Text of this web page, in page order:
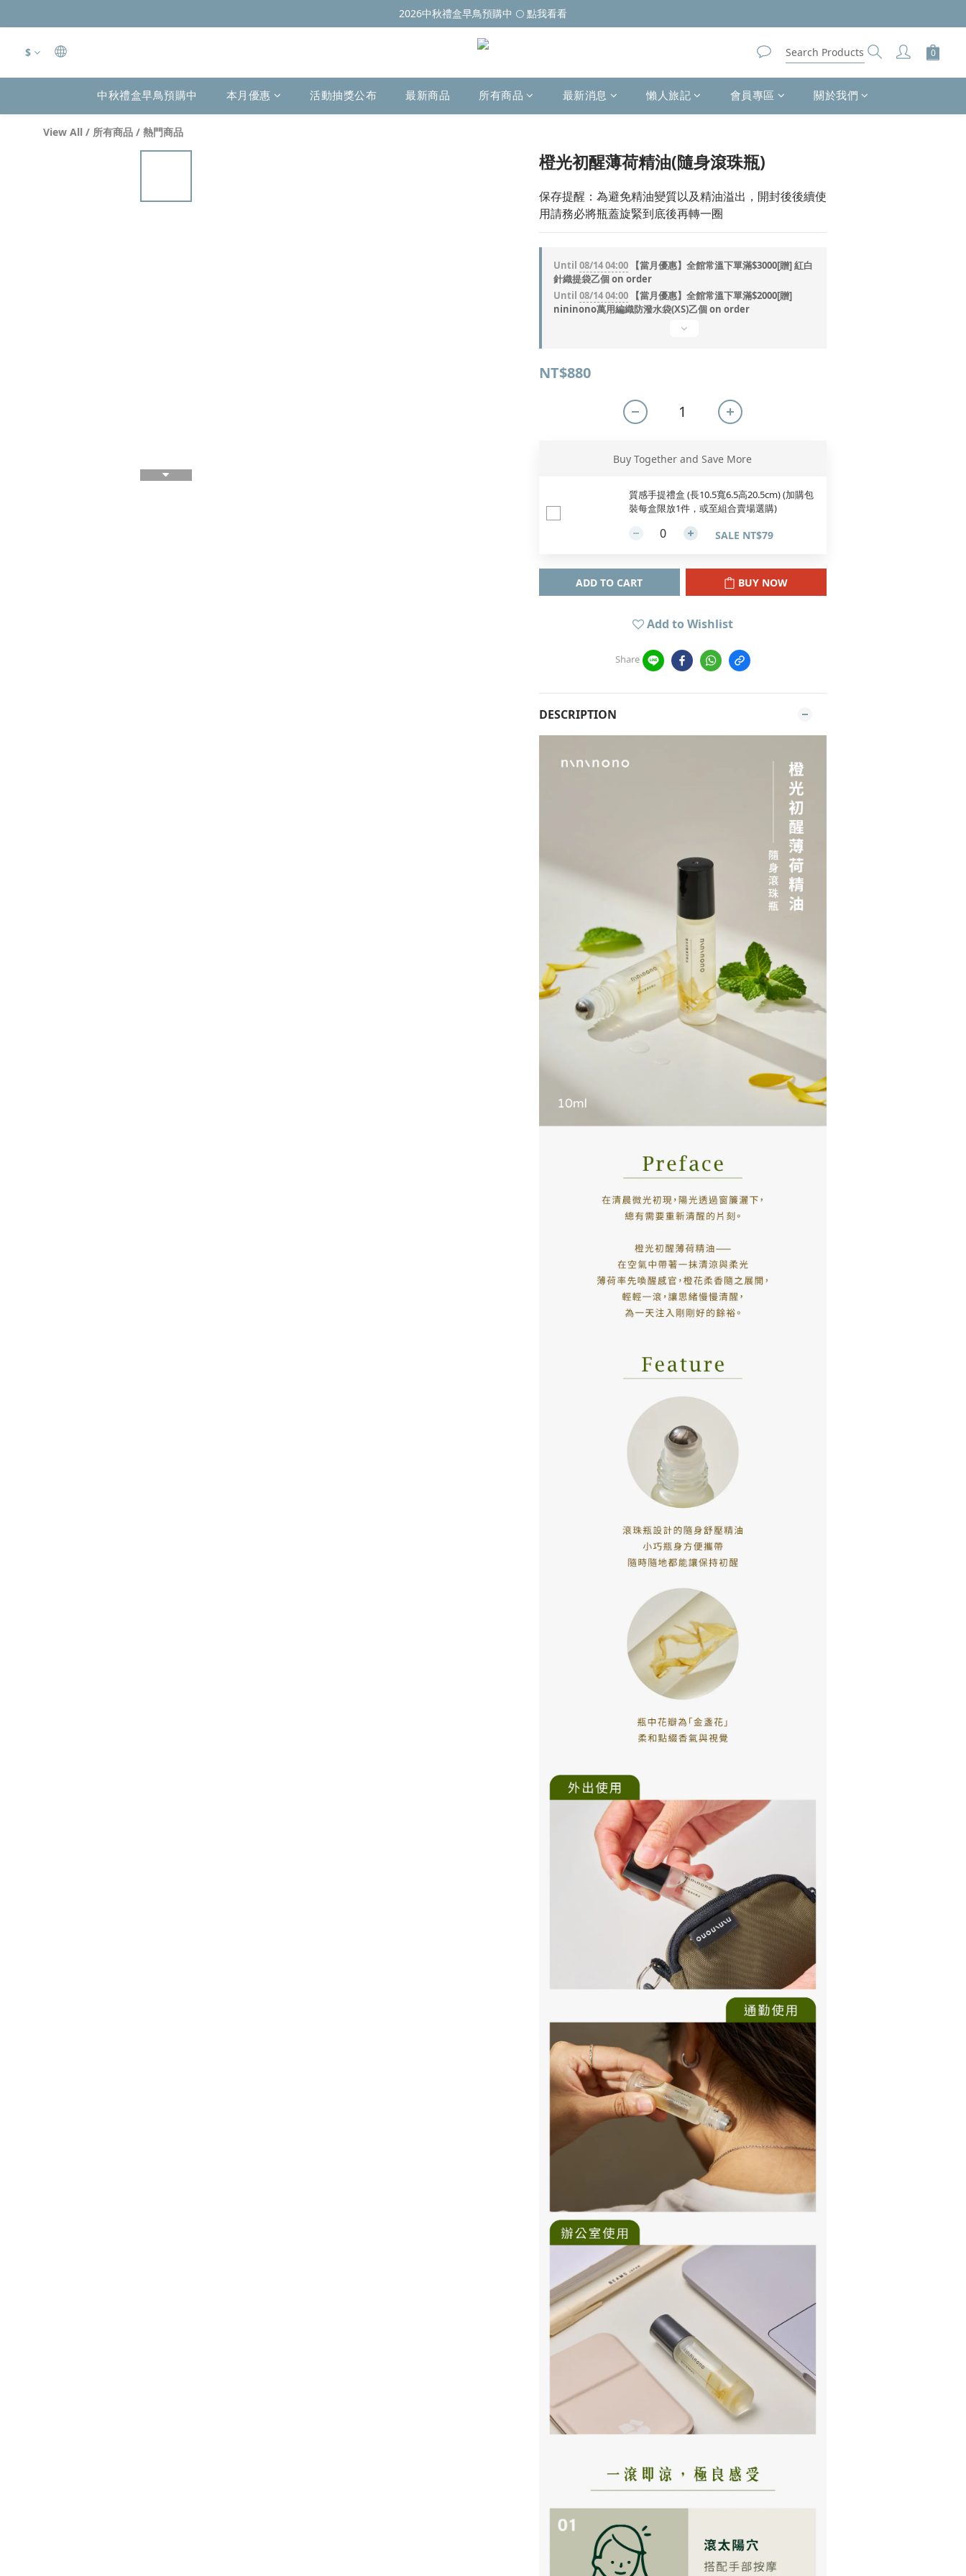
2026中秋禮盒早鳥預購中 🌕 點我看看
$
中秋禮盒早鳥預購中 本月優惠 活動抽獎公布 最新商品 所有商品 最新消息 懶人旅記 會員專區 關於我們
View All / 所有商品 / 熱門商品
橙光初醒薄荷精油(隨身滾珠瓶)
保存提醒：為避免精油變質以及精油溢出，開封後後續使
用請務必將瓶蓋旋緊到底後再轉一圈
Until 08/14 04:00【當月優惠】全館常溫下單滿$3000[贈] 紅白
針織提袋乙個 on order
Until 08/14 04:00【當月優惠】全館常溫下單滿$2000[贈]
nininono萬用編織防潑水袋(XS)乙個 on order
NT$880
Buy Together and Save More
質感手提禮盒 (長10.5寬6.5高20.5cm) (加購包
裝每盒限放1件，或至組合賣場選購)
SALE NT$79
ADD TO CART BUY NOW
Add to Wishlist
Share
DESCRIPTION